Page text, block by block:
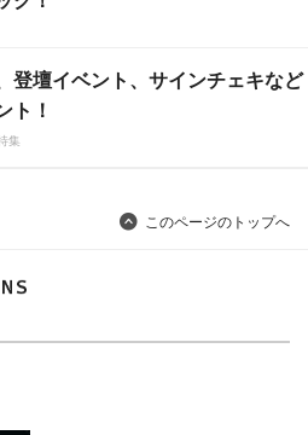
登壇イベント、サインチェキなど
ト！
集
このページのトップへ